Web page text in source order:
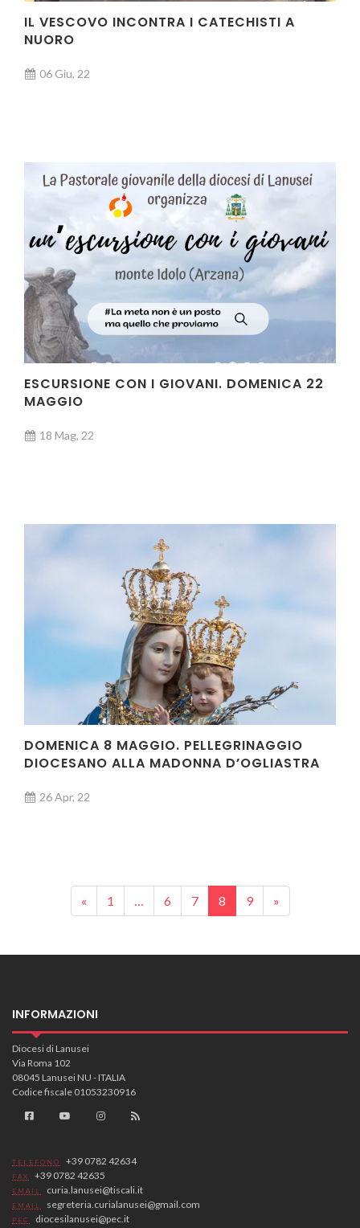
IL VESCOVO INCONTRA I CATECHISTI A
NUORO
06 Giu, 22
ESCURSIONE CON I GIOVANI. DOMENICA 22
MAGGIO
18 Mag, 22
DOMENICA 8 MAGGIO. PELLEGRINAGGIO
DIOCESANO ALLA MADONNA D’OGLIASTRA
26 Apr, 22
Posts navigation
« 1 … 6 7 8 9 »
INFORMAZIONI
Diocesi di Lanusei
Via Roma 102
08045 Lanusei NU - ITALIA
Codice fiscale 01053230916
TELEFONO +39 0782 42634
FAX +39 0782 42635
EMAIL curia.lanusei@tiscali.it
EMAIL segreteria.curialanusei@gmail.com
PEC diocesilanusei@pec.it